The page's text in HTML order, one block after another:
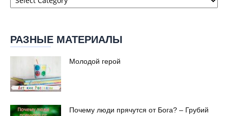
РАЗНЫЕ МАТЕРИАЛЫ
Молодой герой
Почему люди прячутся от Бога? – Грубий